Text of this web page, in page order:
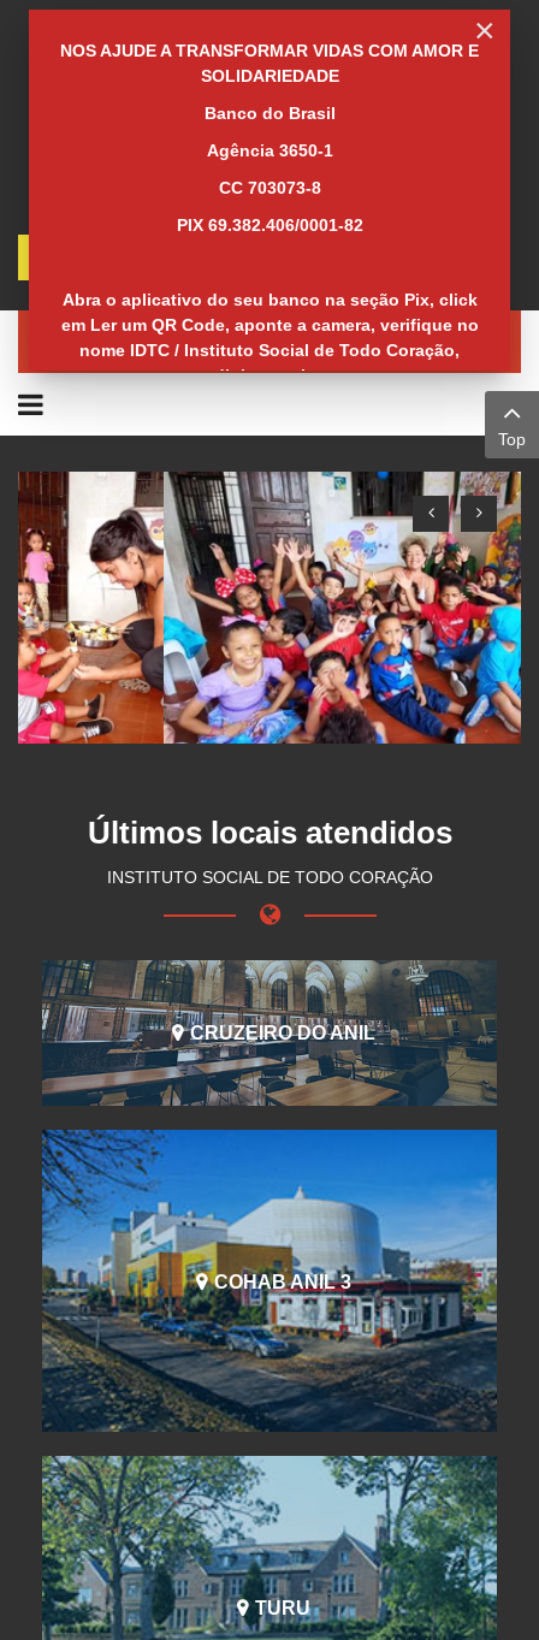
ATUAÇÃO
Últimos locais atendidos
INSTITUTO SOCIAL DE TODO CORAÇÃO
CRUZEIRO DO ANIL
COHAB ANIL 3
TURU
×
NOS AJUDE A TRANSFORMAR VIDAS COM AMOR E
SOLIDARIEDADE
Banco do Brasil
Agência 3650-1
CC 703073-8
PIX 69.382.406/0001-82
Abra o aplicativo do seu banco na seção Pix, click
em Ler um QR Code, aponte a camera, verifique no
nome IDTC / Instituto Social de Todo Coração,
digite o valor.
Top